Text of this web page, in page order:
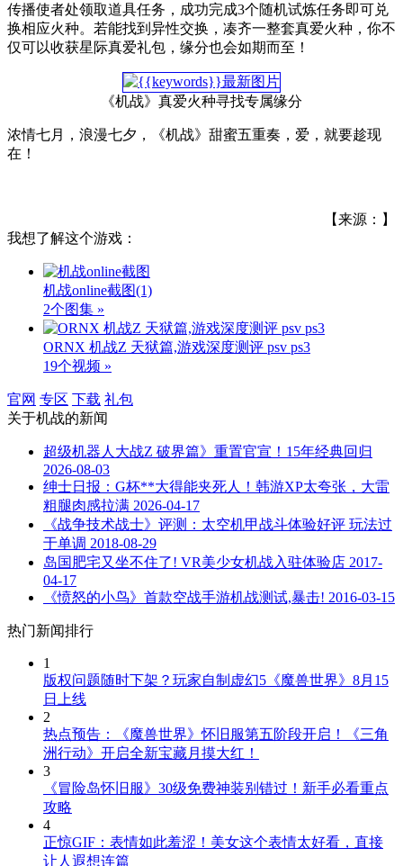
传播使者处领取道具任务，成功完成3个随机试炼任务即可兑
换相应火种。若能找到异性交换，凑齐一整套真爱火种，你不
仅可以收获星际真爱礼包，缘分也会如期而至！
《机战》真爱火种寻找专属缘分
浓情七月，浪漫七夕，《机战》甜蜜五重奏，爱，就要趁现
在！
【来源：】
我想了解这个游戏：
机战online截图(1)
2个图集 »
ORNX 机战Z 天狱篇,游戏深度测评 psv ps3
19个视频 »
官网 专区 下载 礼包
关于机战的新闻
超级机器人大战Z 破界篇》重置官宣！15年经典回归
2026-08-03
绅士日报：G杯**大得能夹死人！韩游XP太夸张，大雷
粗腿肉感拉满 2026-04-17
《战争技术战士》评测：太空机甲战斗体验好评 玩法过
于单调 2018-08-29
岛国肥宅又坐不住了! VR美少女机战入驻体验店 2017-
04-17
《愤怒的小鸟》首款空战手游机战测试,暴击! 2016-03-15
热门新闻排行
1
版权问题随时下架？玩家自制虚幻5《魔兽世界》8月15
日上线
2
热点预告：《魔兽世界》怀旧服第五阶段开启！《三角
洲行动》开启全新宝藏月摸大红！
3
《冒险岛怀旧服》30级免费神装别错过！新手必看重点
攻略
4
正惊GIF：表情如此羞涩！美女这个表情太好看，直接
让人遐想连篇